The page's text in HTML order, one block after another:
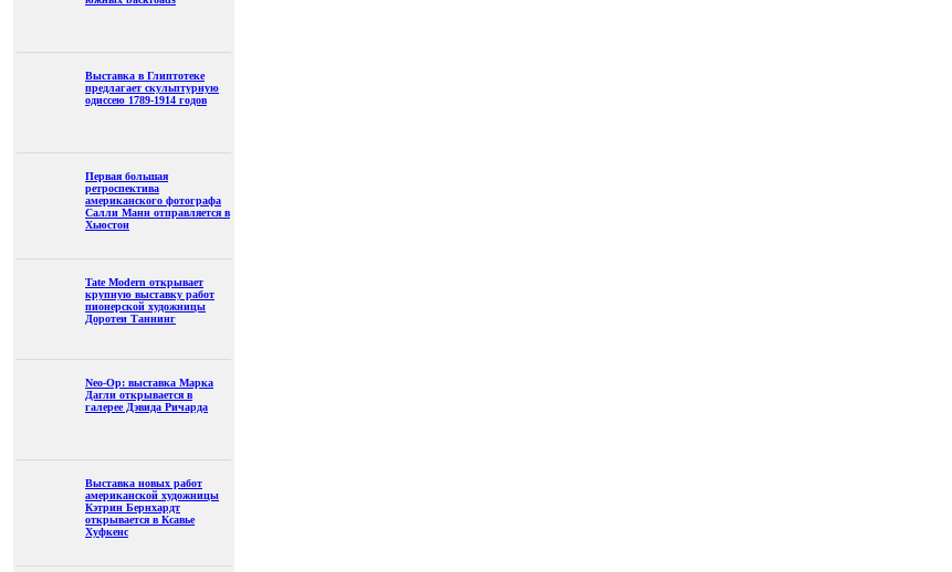
Выставка в Глиптотеке
предлагает скульптурную
одиссею 1789-1914 годов
Первая большая
ретроспектива
американского фотографа
Салли Манн отправляется в
Хьюстон
Tate Modern открывает
крупную выставку работ
пионерской художницы
Доротеи Таннинг
Neo-Op: выставка Марка
Дагли открывается в
галерее Дэвида Ричарда
Выставка новых работ
американской художницы
Кэтрин Бернхардт
открывается в Ксавье
Хуфкенс